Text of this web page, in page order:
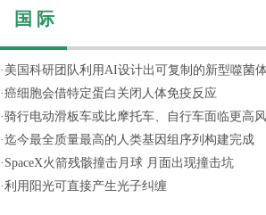
国 际
· 美国科研团队利用AI设计出可复制的新型噬菌
·癌细胞会借特定蛋白关闭人体免疫反应
·骑行电动滑板车或比摩托车、自行车面临更高
·迄今最全质量最高的人类基因组序列构建完成
· SpaceX火箭残骸撞击月球 月面出现撞击坑
·利用阳光可直接产生光子纠缠